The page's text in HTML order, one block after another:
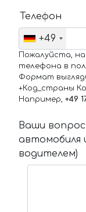
Телефон
+49
Пожалуйста,
телефона в
Формат
+Код_страны
Например, +49
Ваши
автомобиля
водителем)